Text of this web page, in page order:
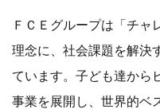
ＦＣＥグループは「チャ
理念に、社会課題を解決
ています。子ども達から
事業を展開し、世界的ベ